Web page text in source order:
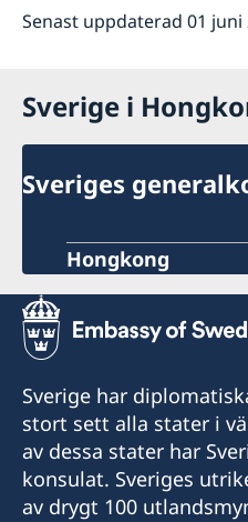
Senast uppdaterad 01 juni
Sverige i
Sveriges
Hongkong
Sverige har
stort sett alla stater i
av dessa stater har
konsulat. Sveriges
av drygt 100